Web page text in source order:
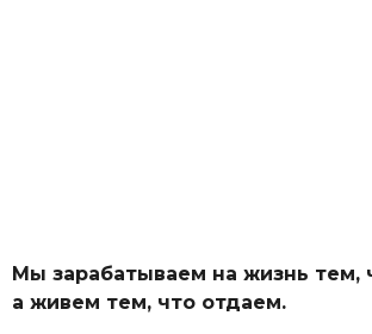
Мы зарабатываем на жизнь тем,
а живем тем, что отдаем.